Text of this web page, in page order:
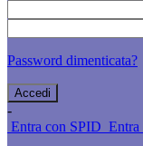
Password dimenticata?
-
Entra con SPID Entra